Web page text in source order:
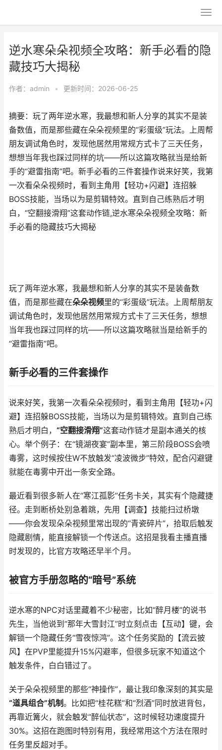
逆水寒朵朵视频全攻略：新手必看的隐
藏技巧大揭秘
作者： admin • 更新时间：2026-06-25
摘要：玩了两年逆水寒，我最想和新人分享的其实不是装
备数值，而是那些藏在朵朵视频里的“彩蛋级”玩法。上周帮
朋友调试角色时，发现他居然用常规方式卡了三天任务，
想想当年我也踩过同样的坑——所以这篇攻略就当是给新
手的“避雷指南”吧。新手必看的三件套操作说来好笑，我第
一次看朵朵视频时，看到主角用【轻功+闪避】连招躲
BOSS技能，当场以为是剪辑特效。直到自己练熟后才明
白，“空翻接滑翔”这套动作链,逆水寒朵朵视频全攻略：新
手必看的隐藏技巧大揭秘
玩了两年逆水寒，我最想和新人分享的其实不是装备数
值，而是那些藏在朵朵视频里的“彩蛋级”玩法。上周帮朋友
调试角色时，发现他居然用常规方式卡了三天任务，想想
当年我也踩过同样的坑——所以这篇攻略就当是给新手的
“避雷指南”吧。
新手必看的三件套操作
说来好笑，我第一次看朵朵视频时，看到主角用【轻功+闪
避】连招躲BOSS技能，当场以为是剪辑特效。直到自己练
熟后才明白， “空翻接滑翔”这套动作链才是副本通关的核
心。举个例子：在“镜湖夜宴”副本里，第三阶段BOSS会喷
毒雾，这时候按住W不放触发“凌波微步”特效，配合闪避键
就能在毒雾中开出一条安全路。
最近看到很多新人在“寒江孤影”任务卡关，其实有个隐藏捷
径。走到断桥处别急着跳，先用【调查】技能扫过桥墩
——你会发现朵朵视频里常出现的“青瓷碎片”，拾取后触发
隐藏剧情，能直接解锁一个传送点。这招是我看主播直播
时发现的，比官方攻略还早半个月。
被官方手册忽略的“暗号”系统
逆水寒的NPC对话里藏着不少秘密，比如“醉月楼”的说书
先生，当他说到“那年大雪封江”时立刻点击【互动】键，会
解锁一个隐藏任务“雪夜惊鸿”。这个任务奖励的【流云披
风】在PVP里能提升15%闪避率，但很多玩家不知道这个
触发条件，白白错过了。
关于朵朵视频里的那些“神操作”，最让我印象深刻的其实是
“道具组合”机制。比如把“桂花糕”和“烈酒”同时放进背包，
再靠近篝火，就会触发“醉仙状态”，这时候轻功速度提升
30%。这招在跑图时特别有用，我经常用这个方法在限时
任务里反超对手。